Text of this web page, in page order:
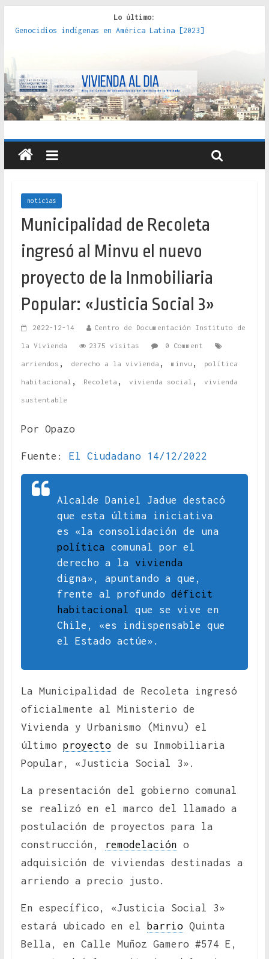
Lo último:
Genocidios indígenas en América Latina [2023]
políticas, prácticas y representaciones [2022]
crítica de las fronteras latinoamericanas [2020]
Criterios técnicos para una vivienda adecuada [2019]
Red de consultorios de la Caja del Seguro Obrero en
Santiago : un patrimonio emblemático [2014]
noticias
Municipalidad de Recoleta
ingresó al Minvu el nuevo
proyecto de la Inmobiliaria
Popular: «Justicia Social 3»
2022-12-14 Centro de Documentación Instituto de
la Vivienda 2375 visitas 0 Comment
arriendos , derecho a la vivienda , minvu , política
habitacional , Recoleta , vivienda social , vivienda
sustentable
Por Opazo
Fuente: El Ciudadano 14/12/2022
Alcalde Daniel Jadue destacó
que esta última iniciativa
es «la consolidación de una
política comunal por el
derecho a la vivienda
digna», apuntando a que,
frente al profundo déficit
habitacional que se vive en
Chile, «es indispensable que
el Estado actúe».
La Municipalidad de Recoleta ingresó
oficialmente al Ministerio de
Vivienda y Urbanismo (Minvu) el
último proyectode su Inmobiliaria
Popular, «Justicia Social 3».
La presentación del gobierno comunal
se realizó en el marco del llamado a
postulación de proyectos para la
construcción,
remodelación o
adquisición de viviendas destinadas a
arriendo a precio justo.
En específico, «Justicia Social 3»
estará ubicado en el barrioQuinta
Bella, en Calle Muñoz Gamero #574 E,